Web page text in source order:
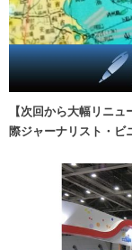
【次回から大幅リニ
際ジャーナリスト・ビ